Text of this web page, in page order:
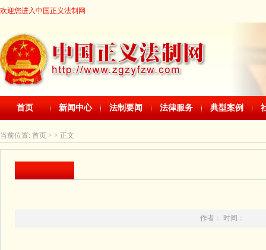
欢迎您进入中国正义法制网
首页 新闻中心 法制要闻 法律服务 典型案例
当前位置: 首页 > > 正文
作者： 时间：